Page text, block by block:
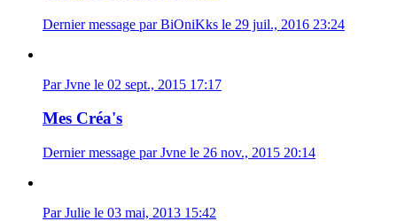
Dernier message par BiOniKks le 29 juil., 2016 23:24
Par Jvne le 02 sept., 2015 17:17
Mes Créa's
Dernier message par Jvne le 26 nov., 2015 20:14
Par Julie le 03 mai, 2013 15:42